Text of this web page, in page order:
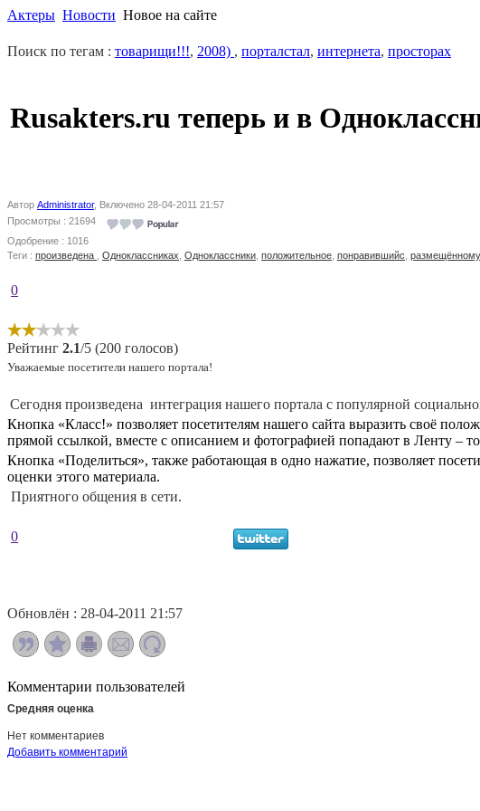
Актеры Новости Новое на сайте
Поиск по тегам : товарищи!!!, 2008) , порталстал, интернета, просторах
Rusakters.ru теперь и в
Автор Administrator, Включено 28-04-2011 21:57
Просмотры : 21694
Одобрение : 1016
Теги : произведена Одноклассниках Одноклассники положительное понравившийс размещённому
0
Рейтинг 2.1/5 (200 голосов)
Уважаемые посетители нашего портала!
Сегодня произведена интеграция нашего портала с популярной
Кнопка «Класс!» позволяет посетителям нашего сайта выразить своё
прямой ссылкой, вместе с описанием и фотографией попадают в Ленту –
Кнопка «Поделиться», также работающая в одно нажатие, позволяет
оценки этого материала.
Приятного общения в сети.
0
Обновлён : 28-04-2011 21:57
Комментарии пользователей
Средняя оценка
Нет комментариев
Добавить комментарий